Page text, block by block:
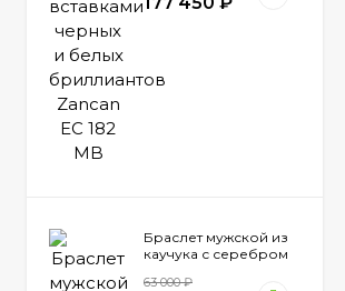
Браслет мужской из
каучука с серебром
Zancan EXB 794 N
63 000₽